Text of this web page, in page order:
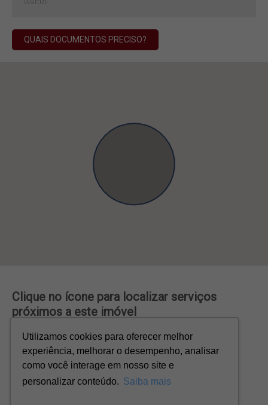
QUAIS DOCUMENTOS PRECISO?